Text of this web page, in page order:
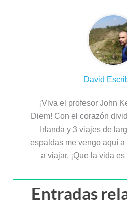
David
¡Viva el profesor John
Diem! Con el corazón
Irlanda y 3 viajes de
espaldas me vengo aquí a
a viajar. ¡Que la vida
Entradas